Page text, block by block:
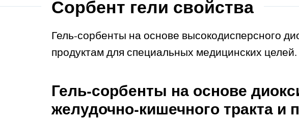
Сорбент гели свойства
Гель-сорбенты на основе высокодисперсного
продуктам для специальных медицинских целей.
Гель-сорбенты на основе
желудочно-кишечного тракта и